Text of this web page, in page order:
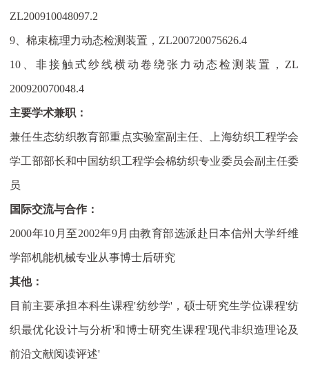
ZL200910048097.2
9、棉束梳理力动态检测装置，ZL200720075626.4
10 、非接触式纱线横动卷绕张力动态检测装置，ZL
200920070048.4
主要学术兼职：
兼任生态纺织教育部重点实验室副主任、上海纺织工程学会
学工部部长和中国纺织工程学会棉纺织专业委员会副主任委
员
国际交流与合作：
2000年10月至2002年9月由教育部选派赴日本信州大学纤维
学部机能机械专业从事博士后研究
其他：
目前主要承担本科生课程'纺纱学'，硕士研究生学位课程'纺
织最优化设计与分析'和博士研究生课程'现代非织造理论及
前沿文献阅读评述'